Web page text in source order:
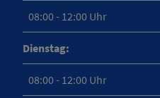
08:00 - 12:00 Uhr
Dienstag:
08:00 - 12:00 Uhr